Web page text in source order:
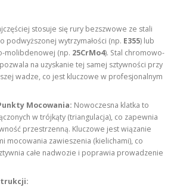
stosuje się rury bezszwowe ze stali
podwyższonej wytrzymałości (np. E355) lub
molibdenowej (np. 25CrMo4). Stal chromowo-
na uzyskanie tej samej sztywności przy
wadze, co jest kluczowe w profesjonalnym
Mocowania: Nowoczesna klatka to
w trójkąty (triangulacja), co zapewnia
przestrzenną. Kluczowe jest wiązanie
mocowania zawieszenia (kielichami), co
całe nadwozie i poprawia prowadzenie